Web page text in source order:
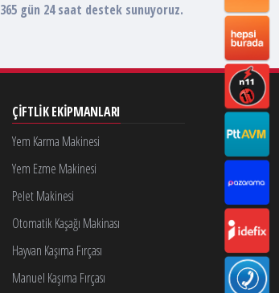
365 gün 24 saat destek sunuyoruz.
ÇIFTLIK EKIPMANLARI
Yem Karma Makinesi
Yem Ezme Makinesi
Pelet Makinesi
Otomatik Kaşağı Makinası
Hayvan Kaşıma Fırçası
Manuel Kaşıma Fırçası